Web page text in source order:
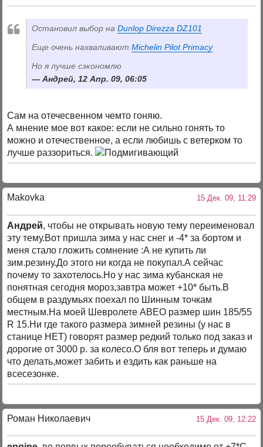
Остановил выбор наDunlop Direzza DZ101
Еще очень нахваливаютMichelin Pilot Primacy
Но я лучше сэкономлю
Андрей, 12 Апр. 09, 06:05
Сам на отечесвенном чемто гоняю.
А мнение мое вот какое: если не сильно гонять то
можно и отечественное, а если любишь с ветерком то
лучше раззориться.
Makovka 15 Дек. 09, 11:29
Андрей, чтобы не открывать новую тему переименовал
эту тему.Вот пришла зима у нас снег и -4* за бортом и
меня стало гложить сомнение :А не купить ли
зим.резину.До этого ни когда не покупал.А сейчас
почему то захотелось.Но у нас зима кубанская не
понятная сегодня мороз,завтра может +10* быть.В
общем в раздумьях поехал по Шинным точкам
местным.На моей Шевролете АВЕО размер шин 185/55
R 15.Ни где такого размера зимней резины (у нас в
станице НЕТ) говорят размер редкий только под заказ и
дорогие от 3000 р. за колесо.О бля вот теперь и думаю
что делать,может забить и ездить как раньше на
всесезонке.
Роман Николаевич 15 Дек. 09, 12:22